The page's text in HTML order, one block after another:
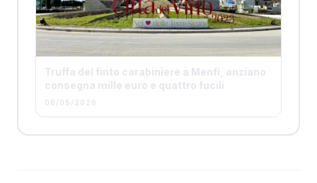
Truffa del finto carabiniere a Menfi, anziano
consegna mille euro e quattro fucili
08/05/2026